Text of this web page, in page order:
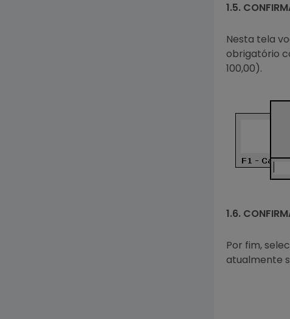
1.5.
Nesta tela
obrigatório
100,00).
1.6.
Por fim,
atualmente